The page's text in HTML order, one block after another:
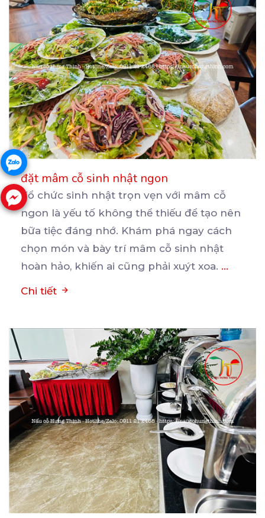
đặt mâm cỗ sinh nhật ngon
Tổ chức sinh nhật trọn vẹn với mâm cỗ
ngon là yếu tố không thể thiếu để tạo nên
bữa tiệc đáng nhớ. Khám phá ngay cách
chọn món và bày trí mâm cỗ sinh nhật
hoàn hảo, khiến ai cũng phải xuýt xoa. ...
Chi tiết